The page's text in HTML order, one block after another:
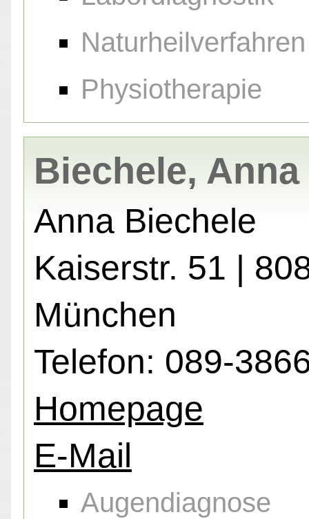
Naturheilverfahren
Physiotherapie
Biechele, Anna
Anna Biechele
Kaiserstr. 51 |
München
Telefon: 089-
Homepage
E-Mail
Augendiagnose